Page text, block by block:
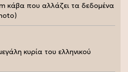
κάβα που αλλάζει τα δεδομένα
κυρία του ελληνικού